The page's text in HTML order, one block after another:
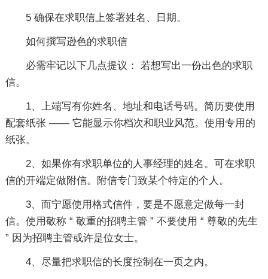
5 确保在求职信上签署姓名、日期。
如何撰写逊色的求职信
必需牢记以下几点提议： 若想写出一份出色的求职
信。
1、上端写有你姓名、地址和电话号码。简历要使用
配套纸张 ―― 它能显示你档次和职业风范。使用专用的
纸张。
2、如果你有求职单位的人事经理的姓名。可在求职
信的开端定做附信。附信专门致某个特定的个人。
3、而宁愿使用格式信件，要是不愿意定做每一封
信。使用敬称 “ 敬重的招聘主管 ” 不要使用 “ 尊敬的先生
” 因为招聘主管或许是位女士。
4、尽量把求职信的长度控制在一页之内。